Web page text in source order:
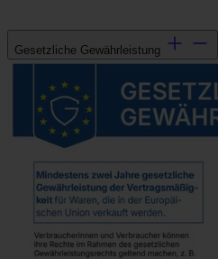
Gesetzliche Gewährleistung